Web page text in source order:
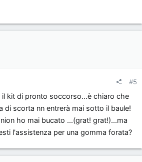
#5
kit di pronto soccorso...è chiaro che
di scorta nn entrerà mai sotto il baule!
ho mai bucato ...(grat! grat!)...ma
l'assistenza per una gomma forata?